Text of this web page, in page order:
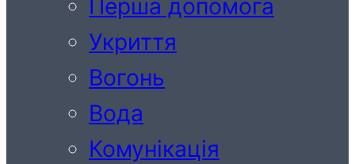
Перша допомога
Укриття
Вогонь
Вода
Комунікація